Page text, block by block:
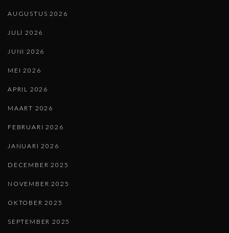
AUGUSTUS 2026
JULI 2026
JUNI 2026
MEI 2026
APRIL 2026
MAART 2026
FEBRUARI 2026
JANUARI 2026
DECEMBER 2025
NOVEMBER 2025
OKTOBER 2025
SEPTEMBER 2025